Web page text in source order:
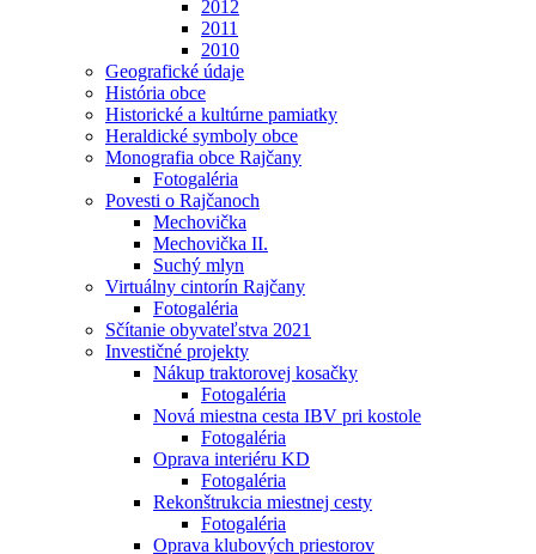
2012
2011
2010
Geografické údaje
História obce
Historické a kultúrne pamiatky
Heraldické symboly obce
Monografia obce Rajčany
Fotogaléria
Povesti o Rajčanoch
Mechovička
Mechovička II.
Suchý mlyn
Virtuálny cintorín Rajčany
Fotogaléria
Sčítanie obyvateľstva 2021
Investičné projekty
Nákup traktorovej kosačky
Fotogaléria
Nová miestna cesta IBV pri kostole
Fotogaléria
Oprava interiéru KD
Fotogaléria
Rekonštrukcia miestnej cesty
Fotogaléria
Oprava klubových priestorov